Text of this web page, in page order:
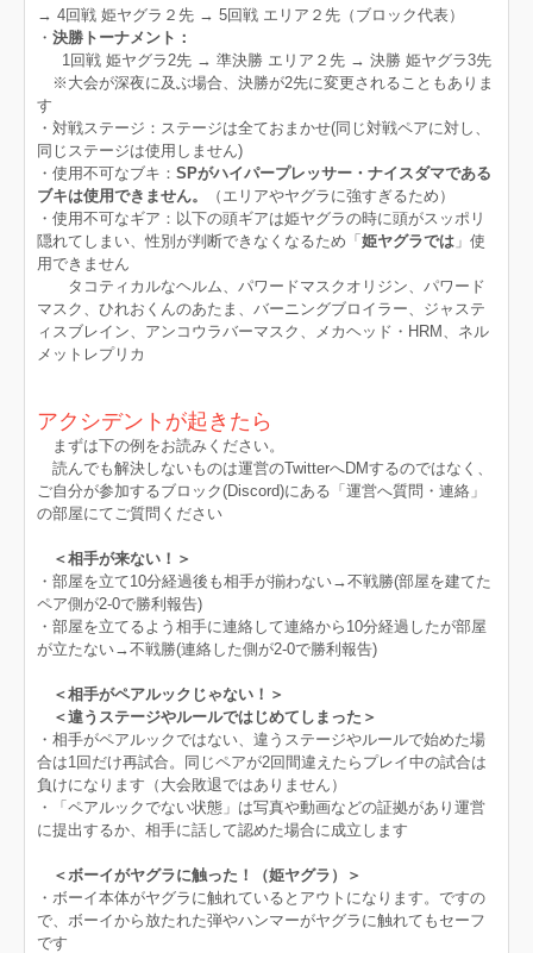
→ 4回戦 姫ヤグラ２先 → 5回戦 エリア２先（ブロック代表）
・ 決勝トーナメント：
1回戦 姫ヤグラ2先 → 準決勝 エリア２先 → 決勝 姫ヤグラ3先
※大会が深夜に及ぶ場合、決勝が2先に変更されることもありま
す
・対戦ステージ：​ステージは全ておまかせ(同じ対戦ペアに対し、
同じステージは使用しません)
・使用不可なブキ： SPがハイパープレッサー・ナイスダマである
ブキは使用できません。
（エリアやヤグラに強すぎるため）
・使用不可なギア：以下の頭ギアは姫ヤグラの時に頭がスッポリ
隠れてしまい、性別が判断できなくなるため「 姫ヤグラでは 」使
用できません
タコティカルなヘルム、パワードマスクオリジン、パワード
マスク、ひれおくんのあたま、バーニングブロイラー、ジャステ
ィスブレイン、アンコウラバーマスク、メカヘッド・HRM、ネル
メットレプリカ
アクシデントが起きたら
まずは下の例をお読みください。
読んでも解決しないものは運営のTwitterへDMするのではなく、
ご自分が参加するブロック(Discord)にある「運営へ質問・連絡」
の部屋にてご質問ください
＜相手が来ない！＞
・部屋を立て10分経過後も相手が揃わない→不戦勝(部屋を建てた
ペア側が2-0で勝利報告)
・部屋を立てるよう相手に連絡して連絡から10分経過したが部屋
が立たない→不戦勝(連絡した側が2-0で勝利報告)
＜相手がペアルックじゃない！＞
＜違うステージやルールではじめてしまった＞
・相手がペアルックではない、違うステージやルールで始めた場
合は1回だけ再試合。同じペアが2回間違えたらプレイ中の試合は
負けになります（大会敗退ではありません）
・「ペアルックでない状態」は写真や動画などの証拠があり運営
に提出するか、相手に話して認めた場合に成立します
＜ボーイがヤグラに触った！（姫ヤグラ）＞
・ボーイ本体がヤグラに触れているとアウトになります。ですの
で、ボーイから放たれた弾やハンマーがヤグラに触れてもセーフ
です